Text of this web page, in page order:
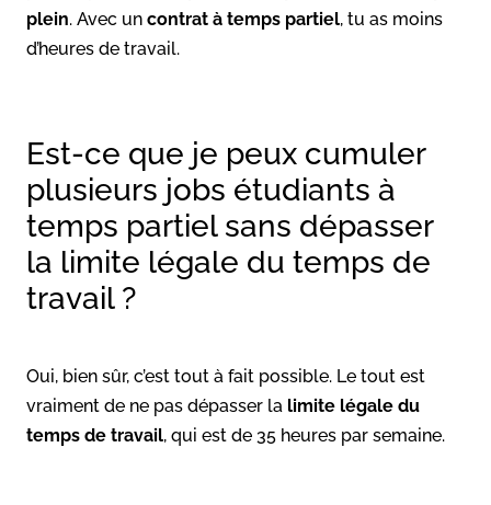
plein. Avec un contrat à temps partiel, tu as moins
d’heures de travail.
Est-ce que je peux cumuler
plusieurs jobs étudiants à
temps partiel sans dépasser
la limite légale du temps de
travail ?
Oui, bien sûr, c’est tout à fait possible. Le tout est
vraiment de ne pas dépasser la limite légale du
temps de travail, qui est de 35 heures par semaine.